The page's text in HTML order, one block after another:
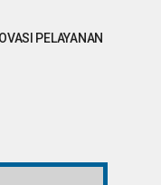
PELAYANAN